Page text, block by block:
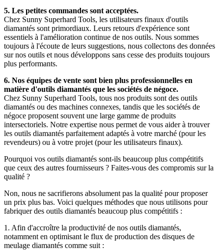
5. Les petites commandes sont acceptées.
Chez Sunny Superhard Tools, les utilisateurs finaux d'outils
diamantés sont primordiaux. Leurs retours d'expérience sont
essentiels à l'amélioration continue de nos outils. Nous sommes
toujours à l'écoute de leurs suggestions, nous collectons des données
sur nos outils et nous développons sans cesse des produits toujours
plus performants.
6. Nos équipes de vente sont bien plus professionnelles en
matière d'outils diamantés que les sociétés de négoce.
Chez Sunny Superhard Tools, tous nos produits sont des outils
diamantés ou des machines connexes, tandis que les sociétés de
négoce proposent souvent une large gamme de produits
intersectoriels. Notre expertise nous permet de vous aider à trouver
les outils diamantés parfaitement adaptés à votre marché (pour les
revendeurs) ou à votre projet (pour les utilisateurs finaux).
Pourquoi vos outils diamantés sont-ils beaucoup plus compétitifs
que ceux des autres fournisseurs ? Faites-vous des compromis sur la
qualité ?
Non, nous ne sacrifierons absolument pas la qualité pour proposer
un prix plus bas. Voici quelques méthodes que nous utilisons pour
fabriquer des outils diamantés beaucoup plus compétitifs :
1. Afin d'accroître la productivité de nos outils diamantés,
notamment en optimisant le flux de production des disques de
meulage diamantés comme suit :